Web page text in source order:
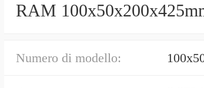
RAM
Numero di modello: